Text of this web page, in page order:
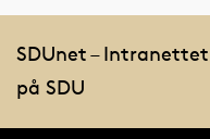
SDUnet –
på SDU